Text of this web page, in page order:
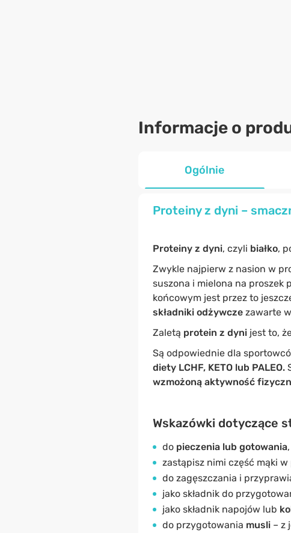
Informacje o
Ogólnie
Proteiny z dyni –
Proteiny z dyni, czyli białko,
Zwykle najpierw z nasion w
suszona i mielona na proszek
końcowym jest przez to
składniki odżywczezawarte
Zaletą protein z dynijest to,
Są odpowiednie dla
diety LCHF, KETO lub PALEO.
wzmożoną aktywność
Wskazówki dotyczące
do pieczenia lub gotowania,
zastąpisz nimi część mąki
do zagęszczania i
jako składnik do
jako składnik napojów lub
do przygotowania musli– z